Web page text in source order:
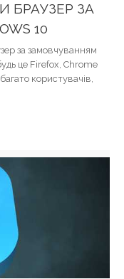
БРАУЗЕР ЗА
10
за замовчуванням
це Firefox, Chrome
користувачів,